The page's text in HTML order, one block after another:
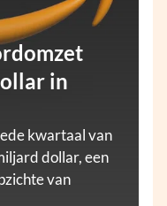
in
kwartaal van
dollar, een
van